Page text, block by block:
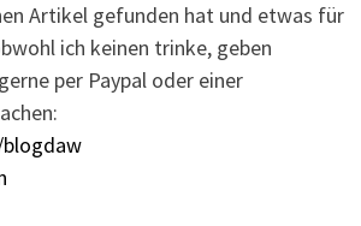
Artikel gefunden hat und etwas für
ich keinen trinke, geben
per Paypal oder einer